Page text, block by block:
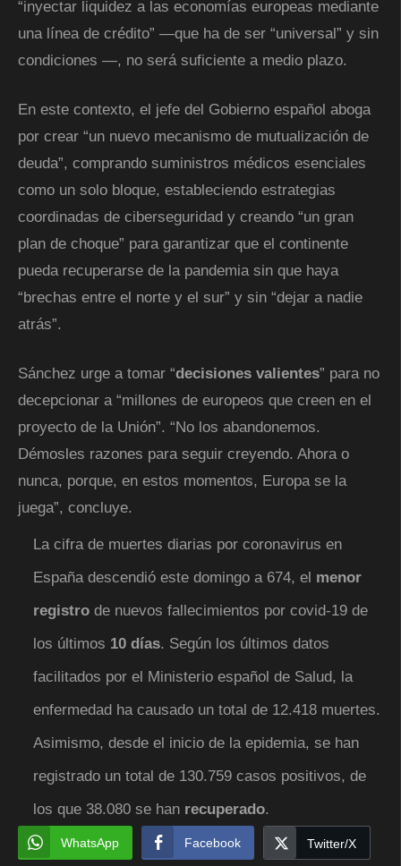
“inyectar liquidez a las economías europeas mediante
una línea de crédito” —que ha de ser “universal” y sin
condiciones —, no será suficiente a medio plazo.
En este contexto, el jefe del Gobierno español aboga
por crear “un nuevo mecanismo de mutualización de
deuda”, comprando suministros médicos esenciales
como un solo bloque, estableciendo estrategias
coordinadas de ciberseguridad y creando “un gran
plan de choque” para garantizar que el continente
pueda recuperarse de la pandemia sin que haya
“brechas entre el norte y el sur” y sin “dejar a nadie
atrás”.
Sánchez urge a tomar “decisiones valientes” para no
decepcionar a “millones de europeos que creen en el
proyecto de la Unión”. “No los abandonemos.
Démosles razones para seguir creyendo. Ahora o
nunca, porque, en estos momentos, Europa se la
juega”, concluye.
La cifra de muertes diarias por coronavirus en
España descendió este domingo a 674, el menor
registro de nuevos fallecimientos por covid-19 de
los últimos 10 días. Según los últimos datos
facilitados por el Ministerio español de Salud, la
enfermedad ha causado un total de 12.418 muertes.
Asimismo, desde el inicio de la epidemia, se han
registrado un total de 130.759 casos positivos, de
los que 38.080 se han recuperado.
WhatsApp Facebook Twitter/X